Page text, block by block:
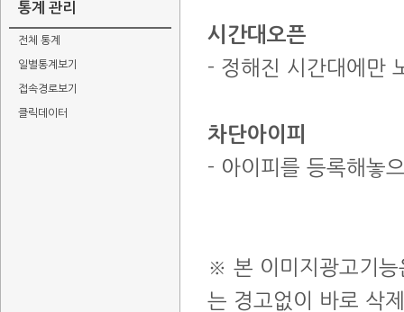
통계 관리
전체 통계
일별통계보기
접속경로보기
클릭데이터
시간대오픈
- 정해진 시간대에만
차단아이피
- 아이피를 등록해놓
※ 본 이미지광고기능
는 경고없이 바로 삭